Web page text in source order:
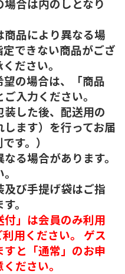
合は内のしとなり
品により異なる場
できない商品がござ
ださい。
の場合は、「商品
入力ください。
装した後、配送用の
ます）を行ってお届
す。）
る場合があります。
び手提げ袋はご指
。
」は会員のみ利用
用ください。 ゲス
すと「通常」のお申
ださい。